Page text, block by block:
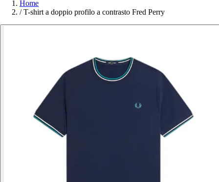
Home
/ T-shirt a doppio profilo a contrasto Fred Perry